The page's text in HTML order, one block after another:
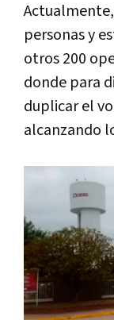
personas y
otros 200
donde para
duplicar el
alcanzando